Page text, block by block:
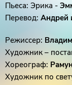
Пьеса: Эрика -
Перевод: Андрей
Режиссер:
Художник –
Хореограф:
Художник по